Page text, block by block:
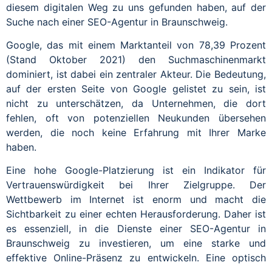
diesem digitalen Weg zu uns gefunden haben, auf der
Suche nach einer SEO-Agentur in Braunschweig.
Google, das mit einem Marktanteil von 78,39 Prozent
(Stand Oktober 2021) den Suchmaschinenmarkt
dominiert, ist dabei ein zentraler Akteur. Die Bedeutung,
auf der ersten Seite von Google gelistet zu sein, ist
nicht zu unterschätzen, da Unternehmen, die dort
fehlen, oft von potenziellen Neukunden übersehen
werden, die noch keine Erfahrung mit Ihrer Marke
haben.
Eine hohe Google-Platzierung ist ein Indikator für
Vertrauenswürdigkeit bei Ihrer Zielgruppe. Der
Wettbewerb im Internet ist enorm und macht die
Sichtbarkeit zu einer echten Herausforderung. Daher ist
es essenziell, in die Dienste einer SEO-Agentur in
Braunschweig zu investieren, um eine starke und
effektive Online-Präsenz zu entwickeln. Eine optisch